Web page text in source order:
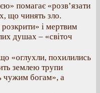
помагає «розв’язати
що чинять зло.
і мертвим
душах – «світоч
«оглухли, похилились
землею трупи
чужим богам», а